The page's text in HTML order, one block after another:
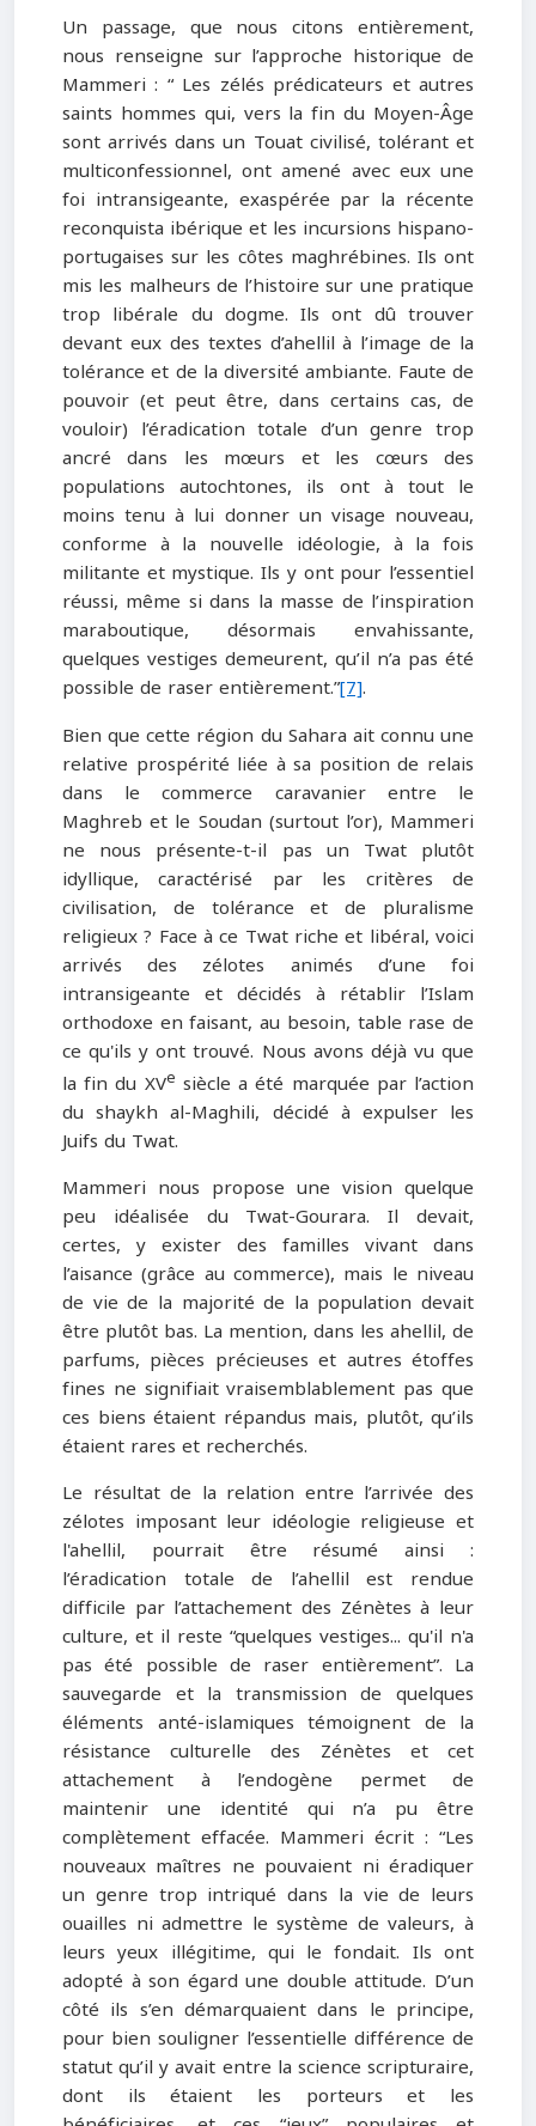
Un passage, que nous citons entièrement,
nous renseigne sur l’approche historique de
Mammeri : “ Les zélés prédicateurs et autres
saints hommes qui, vers la fin du Moyen-Âge
sont arrivés dans un Touat civilisé, tolérant et
multiconfessionnel, ont amené avec eux une
foi intransigeante, exaspérée par la récente
reconquista ibérique et les incursions hispano-
portugaises sur les côtes maghrébines. Ils ont
mis les malheurs de l’histoire sur une pratique
trop libérale du dogme. Ils ont dû trouver
devant eux des textes d’ahellil à l’image de la
tolérance et de la diversité ambiante. Faute de
pouvoir (et peut être, dans certains cas, de
vouloir) l’éradication totale d’un genre trop
ancré dans les mœurs et les cœurs des
populations autochtones, ils ont à tout le
moins tenu à lui donner un visage nouveau,
conforme à la nouvelle idéologie, à la fois
militante et mystique. Ils y ont pour l’essentiel
réussi, même si dans la masse de l’inspiration
maraboutique, désormais envahissante,
quelques vestiges demeurent, qu’il n’a pas été
possible de raser entièrement.”[7].
Bien que cette région du Sahara ait connu une
relative prospérité liée à sa position de relais
dans le commerce caravanier entre le
Maghreb et le Soudan (surtout l’or), Mammeri
ne nous présente-t-il pas un Twat plutôt
idyllique, caractérisé par les critères de
civilisation, de tolérance et de pluralisme
religieux ? Face à ce Twat riche et libéral, voici
arrivés des zélotes animés d’une foi
intransigeante et décidés à rétablir l’Islam
orthodoxe en faisant, au besoin, table rase de
ce qu'ils y ont trouvé. Nous avons déjà vu que
la fin du XVe siècle a été marquée par l’action
du shaykh al-Maghili, décidé à expulser les
Juifs du Twat.
Mammeri nous propose une vision quelque
peu idéalisée du Twat-Gourara. Il devait,
certes, y exister des familles vivant dans
l’aisance (grâce au commerce), mais le niveau
de vie de la majorité de la population devait
être plutôt bas. La mention, dans les ahellil, de
parfums, pièces précieuses et autres étoffes
fines ne signifiait vraisemblablement pas que
ces biens étaient répandus mais, plutôt, qu’ils
étaient rares et recherchés.
Le résultat de la relation entre l’arrivée des
zélotes imposant leur idéologie religieuse et
l'ahellil, pourrait être résumé ainsi :
l’éradication totale de l’ahellil est rendue
difficile par l’attachement des Zénètes à leur
culture, et il reste “quelques vestiges... qu'il n'a
pas été possible de raser entièrement”. La
sauvegarde et la transmission de quelques
éléments anté-islamiques témoignent de la
résistance culturelle des Zénètes et cet
attachement à l’endogène permet de
maintenir une identité qui n’a pu être
complètement effacée. Mammeri écrit : “Les
nouveaux maîtres ne pouvaient ni éradiquer
un genre trop intriqué dans la vie de leurs
ouailles ni admettre le système de valeurs, à
leurs yeux illégitime, qui le fondait. Ils ont
adopté à son égard une double attitude. D’un
côté ils s’en démarquaient dans le principe,
pour bien souligner l’essentielle différence de
statut qu’il y avait entre la science scripturaire,
dont ils étaient les porteurs et les